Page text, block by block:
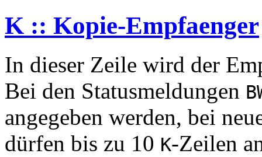
K :: Kopie-Empfaenger
In dieser Zeile wird der
Bei den Statusmeldungen
angegeben werden, bei
dürfen bis zu 10 K-Zeilen